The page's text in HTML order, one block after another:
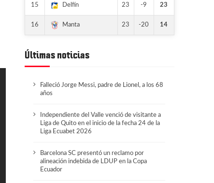
15 Delfín 23 -9 23
16 Manta 23 -20 14
Últimas noticias
Falleció Jorge Messi, padre de Lionel, a los 68
años
Independiente del Valle venció de visitante a
Liga de Quito en el inicio de la fecha 24 de la
Liga Ecuabet 2026
Barcelona SC presentó un reclamo por
alineación indebida de LDUP en la Copa
Ecuador